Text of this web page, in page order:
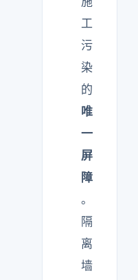
工
污
染
的
唯
一
屏
障
。
隔
离
墙